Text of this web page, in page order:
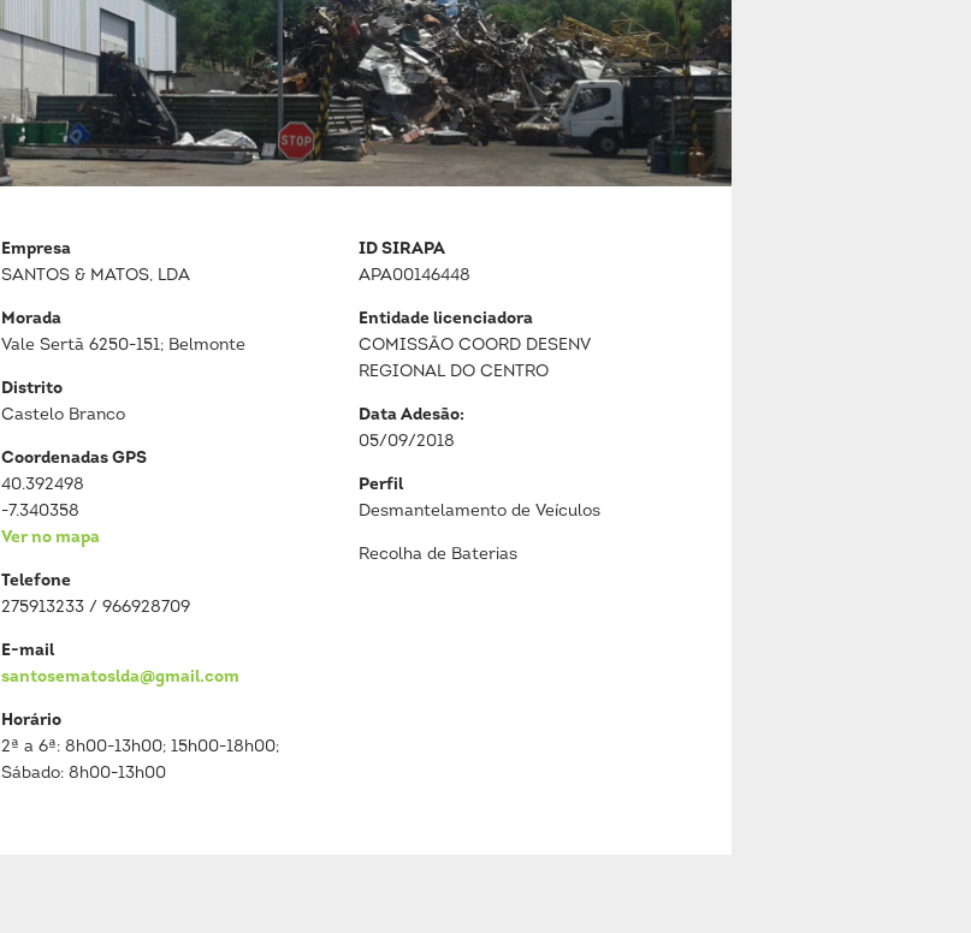
Empresa
SANTOS & MATOS, LDA
Morada
Vale Sertã 6250-151; Belmonte
Distrito
Castelo Branco
Coordenadas GPS
40.392498
-7.340358
Ver no mapa
Telefone
275913233 / 966928709
E-mail
santosematoslda@gmail.com
Horário
2ª a 6ª: 8h00-13h00; 15h00-18h00;
Sábado: 8h00-13h00
ID SIRAPA
APA00146448
Entidade licenciadora
COMISSÃO COORD DESENV
REGIONAL DO CENTRO
Data Adesão:
05/09/2018
Perfil
Desmantelamento de Veículos
Recolha de Baterias